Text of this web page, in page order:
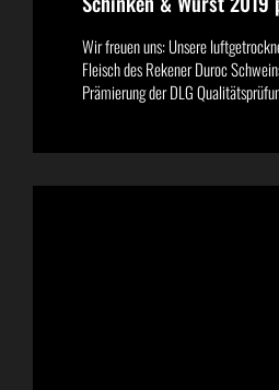
Wir freuen uns: Unsere
Fleisch des Rekener Duroc
Prämierung der DLG